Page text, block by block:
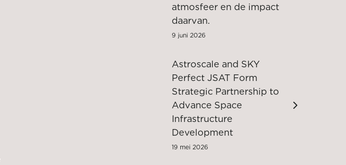
atmosfeer en de impact
daarvan.
9 juni 2026
Astroscale and SKY
Perfect JSAT Form
Strategic Partnership to
Advance Space
Infrastructure
Development
19 mei 2026